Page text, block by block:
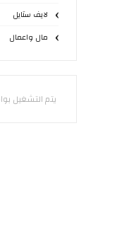
لايف ستايل
مال واعمال
يتم التشغيل